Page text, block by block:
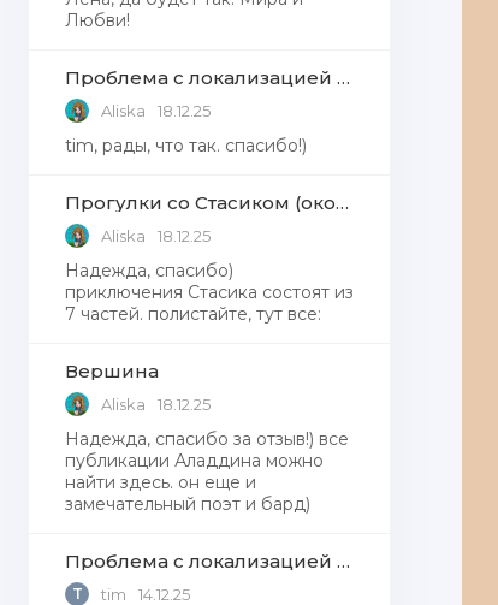
Любви!
Проблема с локализацией языков Windows Defender, Microsoft Store в Windows 11
Aliska 18.12.25
tim, рады, что так. спасибо!)
Прогулки со Стасиком (окончание)
Aliska 18.12.25
Надежда, спасибо)
приключения Стасика состоят из
7 частей. полистайте, тут все:
Вершина
Aliska 18.12.25
Надежда, cпасибо за отзыв!) все
публикации Аладдина можно
найти здесь. он еще и
замечательный поэт и бард)
Проблема с локализацией языков Windows Defender, Microsoft Store в Windows 11
T tim 14.12.25